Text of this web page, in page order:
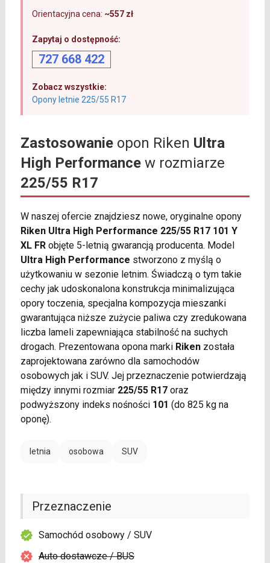
Orientacyjna cena: ~557 zł
Zapytaj o dostępność:
727 668 422
Zobacz wszystkie:
Opony letnie 225/55 R17
Zastosowanieopon Riken Ultra
High Performancew rozmiarze
225/55 R17
W naszej ofercie znajdziesz nowe, oryginalne opony
Riken Ultra High Performance 225/55 R17 101 Y
XL FRobjęte 5-letnią gwarancją producenta. Model
Ultra High Performance stworzono z myślą o
użytkowaniu w sezonie letnim. Świadczą o tym takie
cechy jak udoskonalona konstrukcja minimalizująca
opory toczenia, specjalna kompozycja mieszanki
gwarantująca niższe zużycie paliwa czy zredukowana
liczba lameli zapewniająca stabilność na suchych
drogach. Prezentowana opona marki Rikenzostała
zaprojektowana zarówno dla samochodów
osobowych jak i SUV. Jej przeznaczenie potwierdzają
między innymi rozmiar 225/55 R17oraz
podwyższony indeks nośności 101 (do 825 kg na
oponę).
letnia osobowa SUV
Przeznaczenie
Samochód osobowy / SUV
Auto dostawcze / BUS